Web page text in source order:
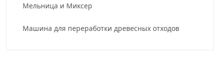
Мельница и Миксер
Машина для переработки древесных отходов